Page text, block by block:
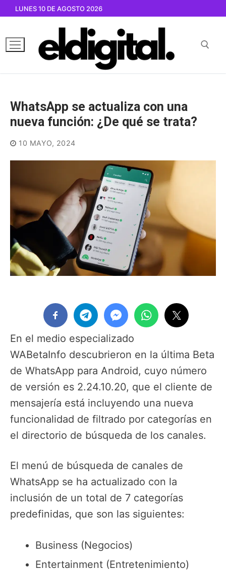
contenido
LUNES 10 DE AGOSTO 2026
WhatsApp se actualiza con una
nueva función: ¿De qué se trata?
10 MAYO, 2024
En el medio especializado
WABetaInfo descubrieron en la última Beta
de WhatsApp para Android, cuyo número
de versión es 2.24.10.20, que el cliente de
mensajería está incluyendo una nueva
funcionalidad de filtrado por categorías en
el directorio de búsqueda de los canales.
El menú de búsqueda de canales de
WhatsApp se ha actualizado con la
inclusión de un total de 7 categorías
predefinidas, que son las siguientes:
Business (Negocios)
Entertainment (Entretenimiento)